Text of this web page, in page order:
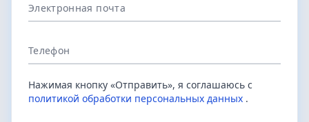
Электронная почта
Телефон
Нажимая кнопку «Отправить», я соглашаюсь с
политикой обработки персональных данных .